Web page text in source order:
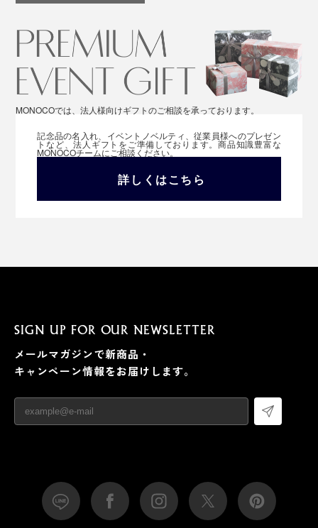
MONOCOでは、法人様向けギフトのご相談を承っております。
記念品の名入れ、イベントノベルティ、従業員様へのプレゼン
トなど、法人ギフトをご準備しております。商品知識豊富な
MONOCOチームにご相談ください。
詳しくはこちら
SIGN UP FOR OUR NEWSLETTER
メールマガジンで新商品・
キャンペーン情報をお届けします。